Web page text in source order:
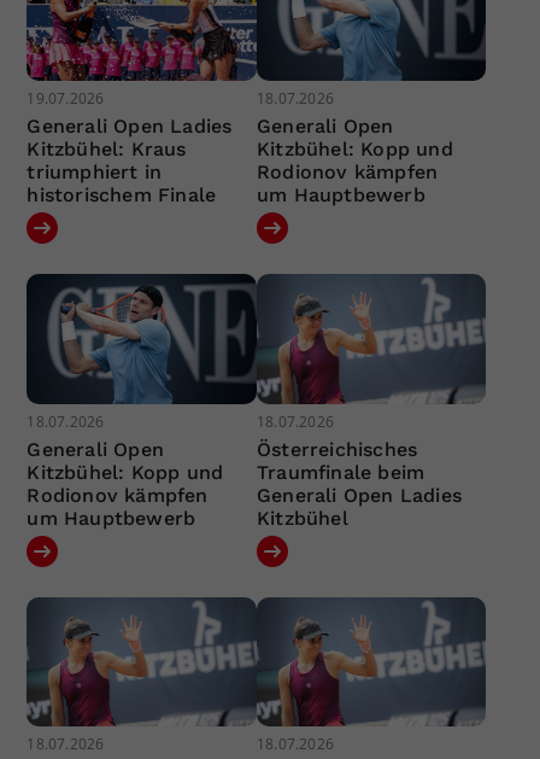
19.07.2026
Generali Open Ladies
Kitzbühel: Kraus
triumphiert in
historischem Finale
18.07.2026
Generali Open
Kitzbühel: Kopp und
Rodionov kämpfen
um Hauptbewerb
18.07.2026
Generali Open
Kitzbühel: Kopp und
Rodionov kämpfen
um Hauptbewerb
18.07.2026
Österreichisches
Traumfinale beim
Generali Open Ladies
Kitzbühel
18.07.2026 18.07.2026